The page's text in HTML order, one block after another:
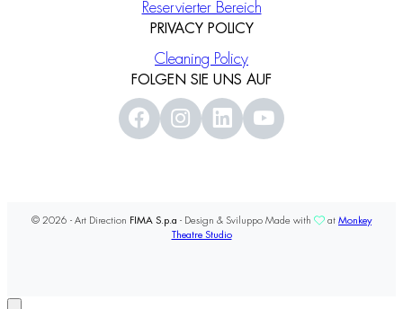
Reservierter Bereich
PRIVACY POLICY
Cleaning Policy
FOLGEN SIE UNS AUF
© 2026 - Art Direction FIMA S.p.a - Design & Sviluppo Made with at Monkey
Theatre Studio